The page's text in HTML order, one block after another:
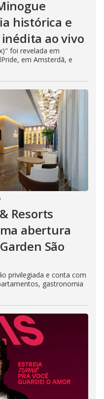
histórica e
ao vivo
foi revelada em
em Amsterdã, e
Resorts
abertura
São
privilegiada e conta com
gastronomia